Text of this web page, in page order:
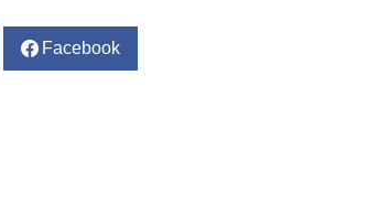
Facebook